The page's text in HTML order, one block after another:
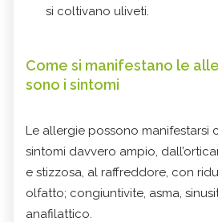
si coltivano uliveti.
Come si manifestano le
sono i sintomi
Le allergie possono manifestarsi
sintomi davvero ampio,
e stizzosa, al raffreddore, con
olfatto; congiuntivite, asma,
anafilattico.